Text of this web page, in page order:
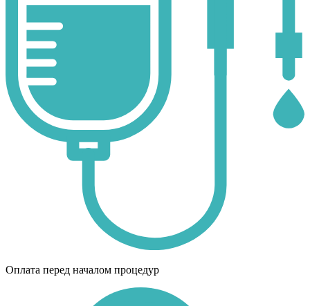
Оплата перед началом процедур